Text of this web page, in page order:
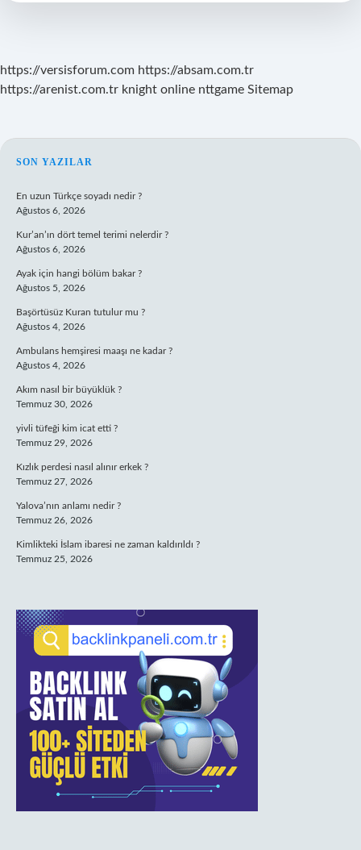
Burs
https://versisforum.com https://absam.com.tr
https://arenist.com.tr knight online nttgame Sitemap
SIDEBAR
SON YAZILAR
En uzun Türkçe soyadı nedir ?
Ağustos 6, 2026
Kur’an’ın dört temel terimi nelerdir ?
Ağustos 6, 2026
Ayak için hangi bölüm bakar ?
Ağustos 5, 2026
Başörtüsüz Kuran tutulur mu ?
Ağustos 4, 2026
Ambulans hemşiresi maaşı ne kadar ?
Ağustos 4, 2026
Akım nasıl bir büyüklük ?
Temmuz 30, 2026
yivli tüfeği kim icat etti ?
Temmuz 29, 2026
Kızlık perdesi nasıl alınır erkek ?
Temmuz 27, 2026
Yalova’nın anlamı nedir ?
Temmuz 26, 2026
Kimlikteki İslam ibaresi ne zaman kaldırıldı ?
Temmuz 25, 2026